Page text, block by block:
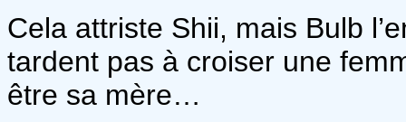
Cela attriste Shii, mais Bulb
tardent pas à croiser une
être sa mère…